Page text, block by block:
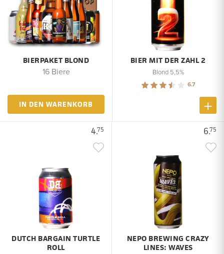
BIERPAKET BLOND
16 Biere
IN DEN WARENKORB
BIER MIT DER ZAHL 2
Blond 5,5%
6.7
4.75
DUTCH BARGAIN TURTLE
ROLL
6.75
NEPO BREWING CRAZY
LINES: WAVES